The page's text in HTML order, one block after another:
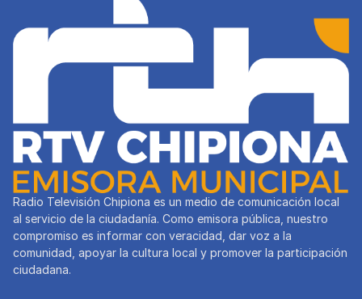
Radio Televisión Chipiona es un medio de comunicación local
al servicio de la ciudadanía. Como emisora pública, nuestro
compromiso es informar con veracidad, dar voz a la
comunidad, apoyar la cultura local y promover la participación
ciudadana.